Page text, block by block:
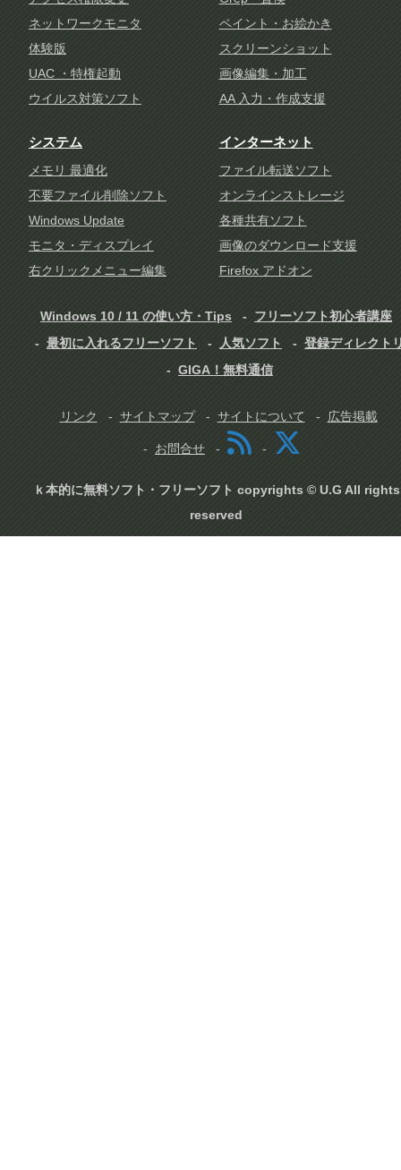
ネットワークモニタ
体験版
UAC ・特権起動
ウイルス対策ソフト
ペイント・お絵かき
スクリーンショット
画像編集・加工
AA 入力・作成支援
システム
メモリ 最適化
不要ファイル削除ソフト
Windows Update
モニタ・ディスプレイ
右クリックメニュー編集
インターネット
ファイル転送ソフト
オンラインストレージ
各種共有ソフト
画像のダウンロード支援
Firefox アドオン
Windows 10 / 11 の使い方・Tips
フリーソフト初心者講座
最初に入れるフリーソフト
人気ソフト
登録ディレクト
GIGA！無料通信
リンク サイトマップ サイトについて 広告掲載
お問合せ
ｋ本的に無料ソフト・フリーソフト copyrights © U.G All rights
reserved